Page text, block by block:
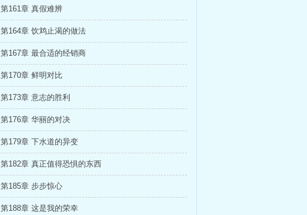
第161章 真假难辨
第164章 饮鸩止渴的做法
第167章 最合适的经销商
第170章 鲜明对比
第173章 意志的胜利
第176章 华丽的对决
第179章 下水道的异变
第182章 真正值得恐惧的东西
第185章 步步惊心
第188章 这是我的荣幸